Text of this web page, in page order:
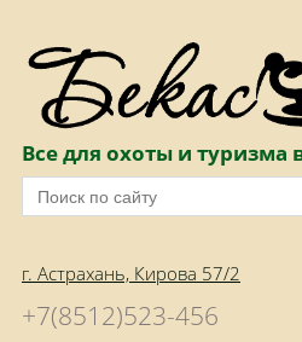
Все для охоты и туризма
г. Астрахань, Кирова 57/2
+7(8512)523-456